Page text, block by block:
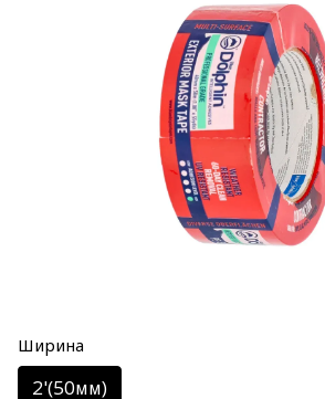
Ширина
2'(50мм)